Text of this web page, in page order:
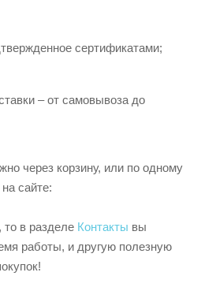
сертификатами;
– от самовывоза до
через корзину, или по одному
сайте:
в разделе Контакты вы
работы, и другую полезную